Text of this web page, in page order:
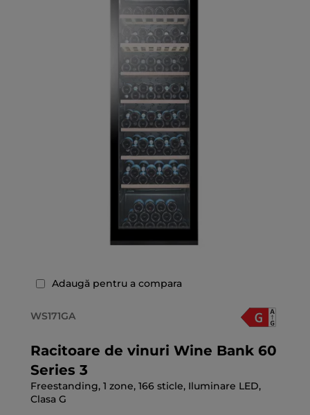
Adaugă pentru a compara
WS171GA
Racitoare de vinuri Wine Bank 60
Series 3
Freestanding, 1 zone, 166 sticle, Iluminare LED,
Clasa G